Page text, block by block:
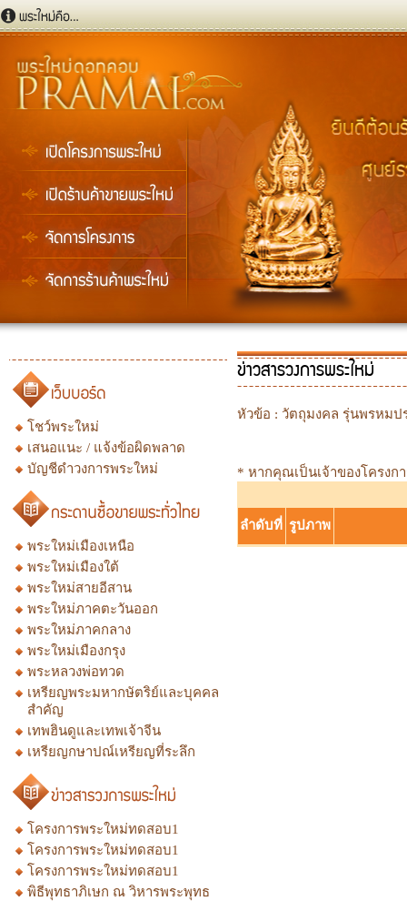
โชว์พระใหม่
เสนอแนะ / แจ้งข้อผิดพลาด
บัญชีดำวงการพระใหม่
พระใหม่เมืองเหนือ
พระใหม่เมืองใต้
พระใหม่สายอีสาน
พระใหม่ภาคตะวันออก
พระใหม่ภาคกลาง
พระใหม่เมืองกรุง
พระหลวงพ่อทวด
เหรียญพระมหากษัตริย์และบุคคล
สำคัญ
เทพฮินดูและเทพเจ้าจีน
เหรียญกษาปณ์เหรียญที่ระลึก
โครงการพระใหม่ทดสอบ1
โครงการพระใหม่ทดสอบ1
โครงการพระใหม่ทดสอบ1
พิธีพุทธาภิเษก ณ วิหารพระพุทธ
ข่าวสารวงการพระใหม่
หัวข้อ : วัตถุมงคล รุ่นพรหมป
* หากคุณเป็นเจ้าของโครงก
ลำดับที่ รูปภาพ